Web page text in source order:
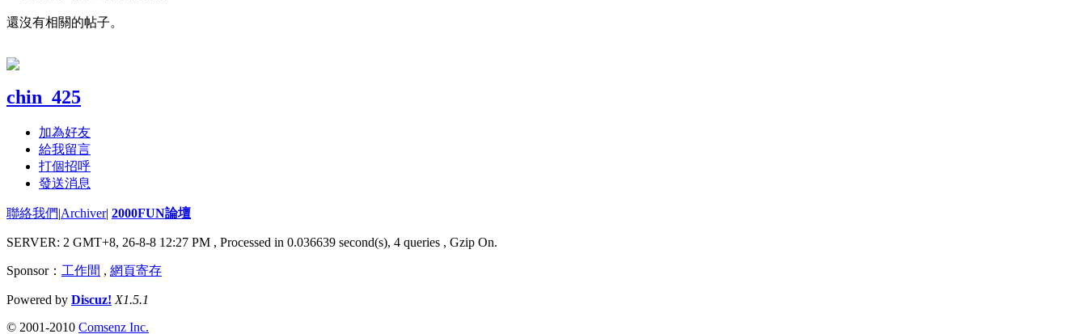
還沒有相關的帖子。
chin_425
加為好友
給我留言
打個招呼
發送消息
聯絡我們|Archiver| 2000FUN論壇
SERVER: 2 GMT+8, 26-8-8 12:27 PM , Processed in 0.036639 second(s), 4 queries , Gzip On.
Sponsor： 工作間 , 網頁寄存
Powered by Discuz! X1.5.1
© 2001-2010 Comsenz Inc.